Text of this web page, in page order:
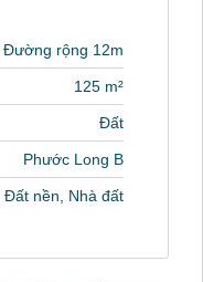
Đường rộng 12m
125 m²
Đất
Phước Long B
Đất nền, Nhà đất